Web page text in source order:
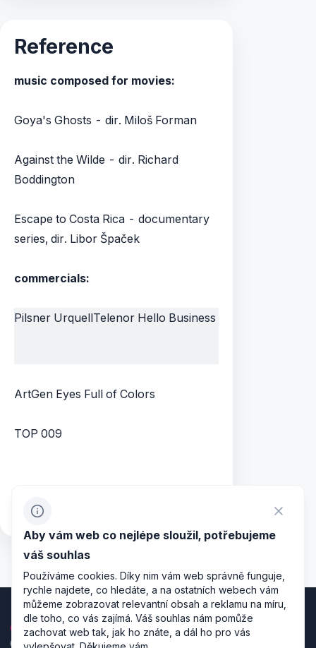
Reference
music composed for movies:
Goya's Ghosts - dir. Miloš Forman
Against the Wilde - dir. Richard
Boddington
Escape to Costa Rica - documentary
series, dir. Libor Špaček
commercials:
Pilsner UrquellTelenor Hello Business
ArtGen Eyes Full of Colors
TOP 009
Aby vám web co nejlépe sloužil, potřebujeme
váš souhlas
Používáme cookies. Díky nim vám web správně funguje,
rychle najdete, co hledáte, a na ostatních webech vám
můžeme zobrazovat relevantní obsah a reklamu na míru,
dle toho, co vás zajímá. Váš souhlas nám pomůže
zachovat web tak, jak ho znáte, a dál ho pro vás